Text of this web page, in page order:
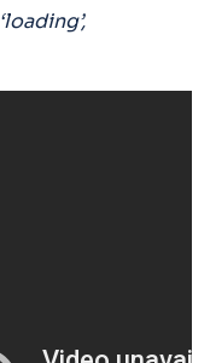
‘loading’,